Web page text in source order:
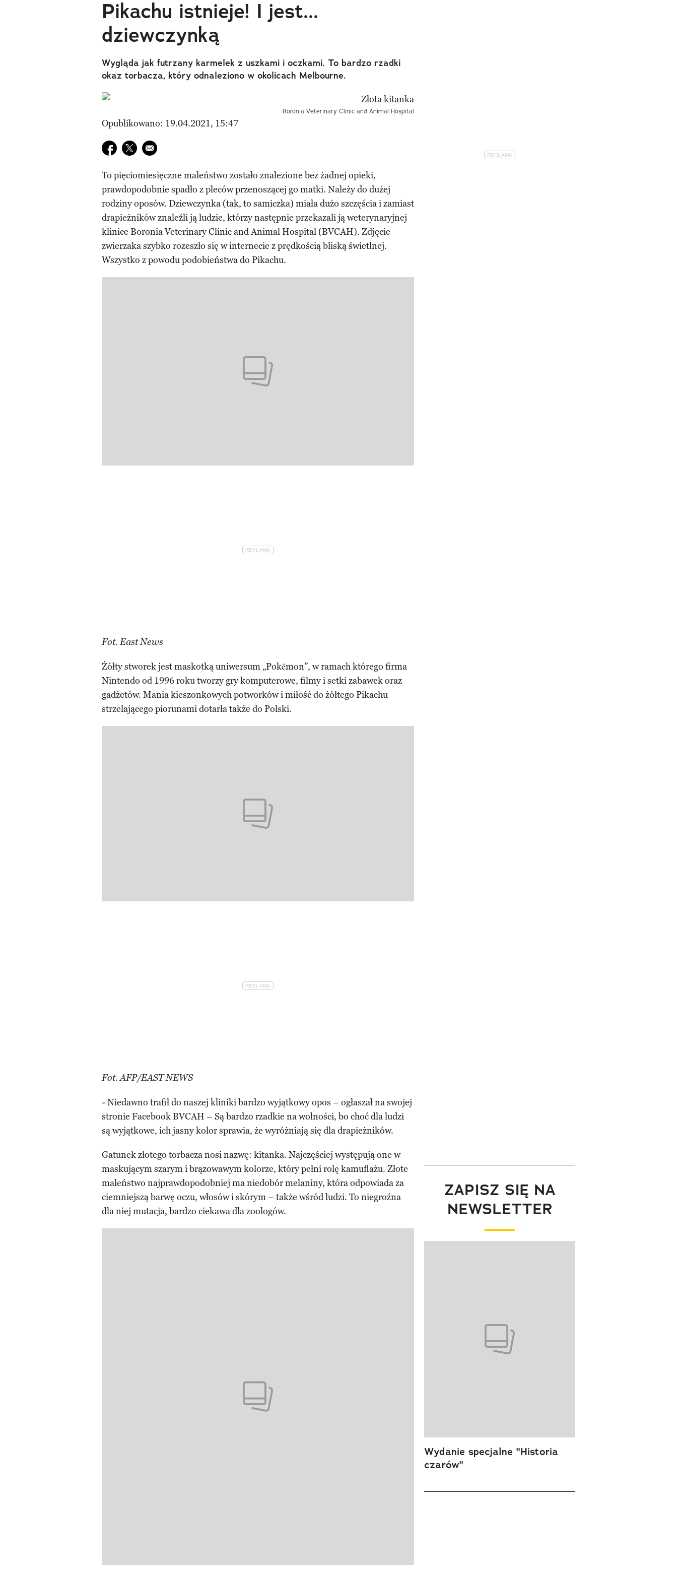
Pikachu istnieje! I jest...
dziewczynką
Wygląda jak futrzany karmelek z uszkami i oczkami. To bardzo rzadki
okaz torbacza, który odnaleziono w okolicach Melbourne.
Boronia Veterinary Clinic and Animal Hospital
Opublikowano: 19.04.2021, 15:47
Udostępnij na facebook
Udostępnij na twitter
E-mail do przyjaciela
To pięciomiesięczne maleństwo zostało znalezione bez żadnej opieki,
prawdopodobnie spadło z pleców przenoszącej go matki. Należy do dużej
rodziny oposów. Dziewczynka (tak, to samiczka) miała dużo szczęścia i zamiast
drapieżników znaleźli ją ludzie, którzy następnie przekazali ją weterynaryjnej
klinice Boronia Veterinary Clinic and Animal Hospital (BVCAH). Zdjęcie
zwierzaka szybko rozeszło się w internecie z prędkością bliską świetlnej.
Wszystko z powodu podobieństwa do Pikachu.
Fot. East News
Żółty stworek jest maskotką uniwersum „Pokémon”, w ramach którego firma
Nintendo od 1996 roku tworzy gry komputerowe, filmy i setki zabawek oraz
gadżetów. Mania kieszonkowych potworków i miłość do żółtego Pikachu
strzelającego piorunami dotarła także do Polski.
Fot. AFP/EAST NEWS
- Niedawno trafił do naszej kliniki bardzo wyjątkowy opos – ogłaszał na swojej
stronie Facebook BVCAH – Są bardzo rzadkie na wolności, bo choć dla ludzi
są wyjątkowe, ich jasny kolor sprawia, że wyróżniają się dla drapieżników.
Gatunek złotego torbacza nosi nazwę: kitanka. Najczęściej występują one w
maskującym szarym i brązowawym kolorze, który pełni rolę kamuflażu. Złote
maleństwo najprawdopodobniej ma niedobór melaniny, która odpowiada za
ciemniejszą barwę oczu, włosów i skórym – także wśród ludzi. To niegroźna
dla niej mutacja, bardzo ciekawa dla zoologów.
ZAPISZ SIĘ NA
NEWSLETTER
Wydanie specjalne "Historia
czarów"